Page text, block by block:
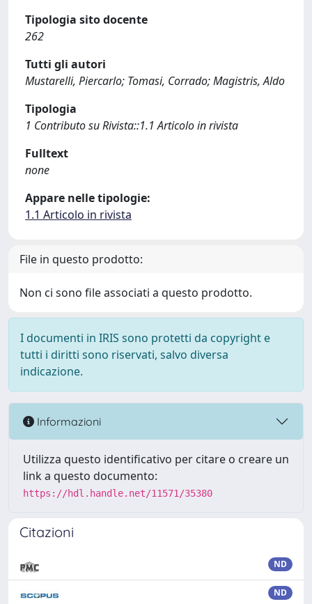
Tipologia sito docente
262
Tutti gli autori
Mustarelli, Piercarlo; Tomasi, Corrado; Magistris, Aldo
Tipologia
1 Contributo su Rivista::1.1 Articolo in rivista
Fulltext
none
Appare nelle tipologie:
1.1 Articolo in rivista
File in questo prodotto:
Non ci sono file associati a questo prodotto.
I documenti in IRIS sono protetti da copyright e
tutti i diritti sono riservati, salvo diversa
indicazione.
Informazioni
Utilizza questo identificativo per citare o creare un
link a questo documento:
https://hdl.handle.net/11571/35380
Citazioni
ND
ND